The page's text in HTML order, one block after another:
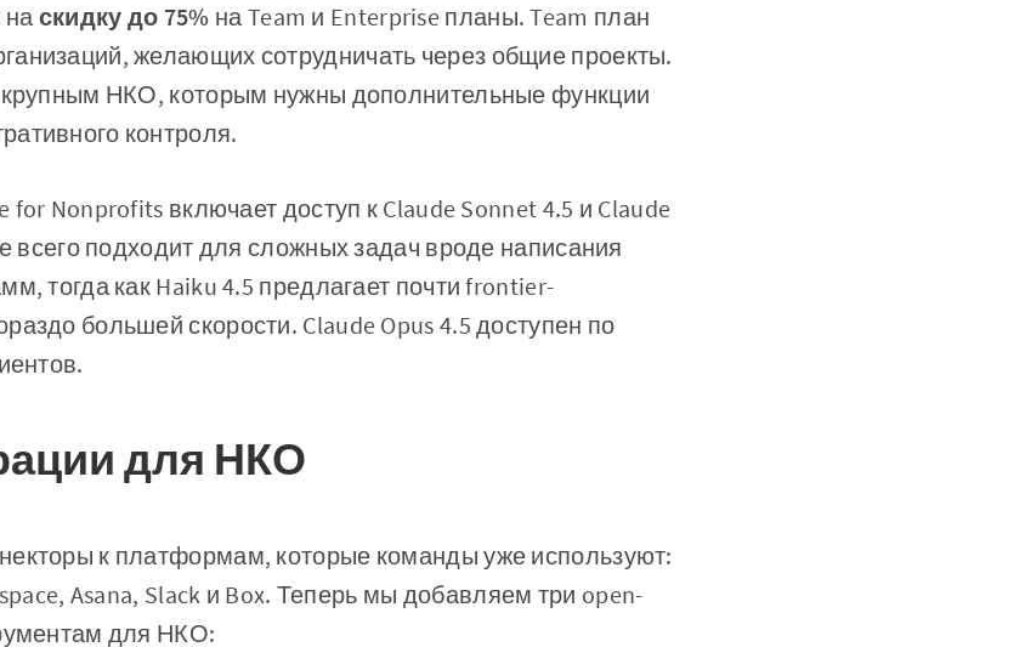
скидку до 75% на Team и Enterprise планы. Team план
желающих сотрудничать через общие проекты.
НКО, которым нужны дополнительные функции
контроля.
Nonprofits включает доступ к Claude Sonnet 4.5 и Claude
всего подходит для сложных задач вроде написания
тогда как Haiku 4.5 предлагает почти frontier-
большей скорости. Claude Opus 4.5 доступен по
для НКО
к платформам, которые команды уже используют:
Asana, Slack и Box. Теперь мы добавляем три open-
для НКО: